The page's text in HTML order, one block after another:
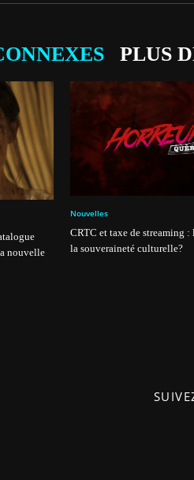
PLUS
nouvelle
Nouvelles
CRTC et taxe de streaming :
la souveraineté culturelle?